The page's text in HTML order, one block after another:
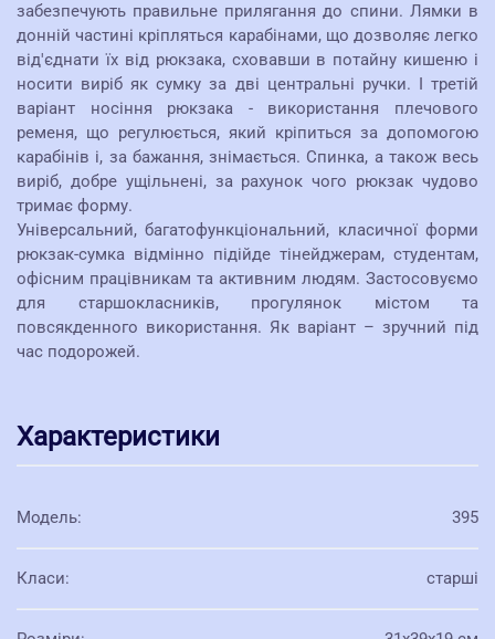
забезпечують правильне прилягання до спини. Лямки в
донній частині кріпляться карабінами, що дозволяє легко
від'єднати їх від рюкзака, сховавши в потайну кишеню і
носити виріб як сумку за дві центральні ручки. І третій
варіант носіння рюкзака - використання плечового
ременя, що регулюється, який кріпиться за допомогою
карабінів і, за бажання, знімається. Спинка, а також весь
виріб, добре ущільнені, за рахунок чого рюкзак чудово
тримає форму.
Універсальний, багатофункціональний, класичної форми
рюкзак-сумка відмінно підійде тінейджерам, студентам,
офісним працівникам та активним людям. Застосовуємо
для старшокласників, прогулянок містом та
повсякденного використання. Як варіант – зручний під
час подорожей.
Характеристики
Модель: 395
Класи: старші